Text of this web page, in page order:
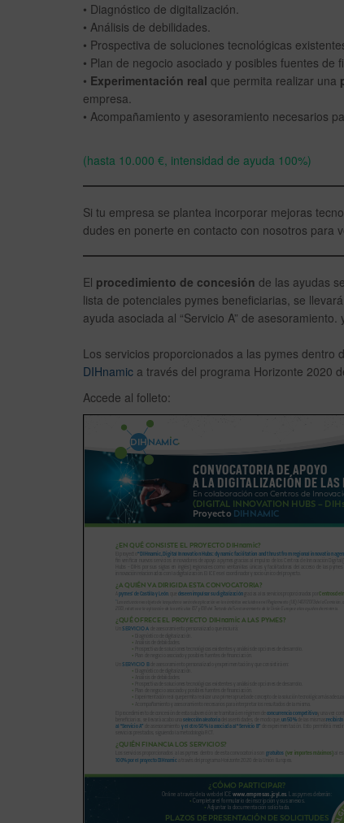
• Diagnóstico de digitalización.
• Análisis de debilidades.
• Prospectiva de soluciones tecnológicas
• Plan de negocio asociado y posibles fuentes de
• Experimentación real que permita realizar una
empresa.
• Acompañamiento y asesoramiento necesarios
(hasta 10.000 €, intensidad de ayuda 100%)
Si tu empresa se plantea incorporar mejoras
dudes en ponerte en contacto con nosotros para
El procedimiento de concesión de las ayudas
lista de potenciales pymes beneficiarias, se
ayuda asociada al “Servicio A” de
Los servicios proporcionados a las pymes dentro
DIHnamic a través del programa Horizonte 2020
Accede al folleto: